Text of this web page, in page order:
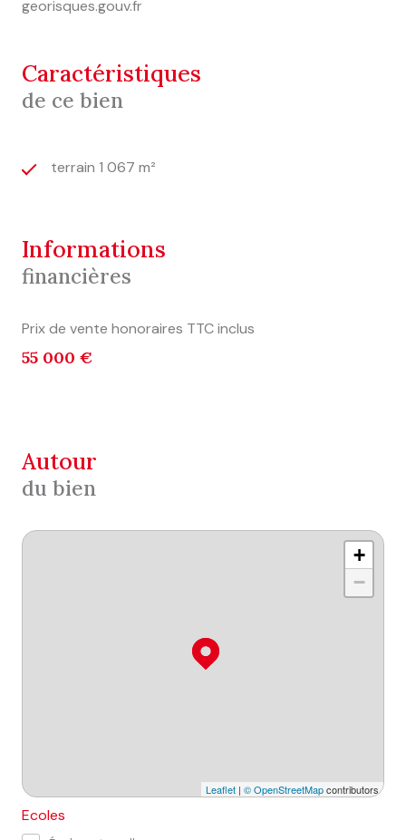
georisques.gouv.fr
caractéristiques
de ce bien
terrain 1 067 m²
informations
financières
Prix de vente honoraires TTC inclus
55 000 €
autour
du bien
+
−
Leaflet | © OpenStreetMapcontributors
Ecoles